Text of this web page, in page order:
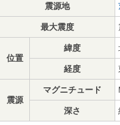
震源地
最大震度
位置
緯度
経度
震源
マグニチュード
深さ